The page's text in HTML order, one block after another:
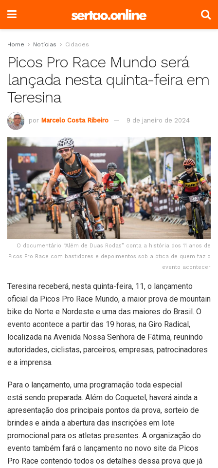
Home Notícias Cidades
Picos Pro Race Mundo será
lançada nesta quinta-feira em
Teresina
por Marcelo Costa Ribeiro 9 de janeiro de 2024
O documentário “Além de Duas Rodas” conta a história dos 11 anos de
Picos Pro Race com bastidores e depoimentos sob a ótica de quem faz o
evento acontecer
Teresina receberá, nesta quinta-feira, 11, o lançamento
oficial da Picos Pro Race Mundo, a maior prova de mountain
bike do Norte e Nordeste e uma das maiores do Brasil. O
evento acontece a partir das 19 horas, na Giro Radical,
localizada na Avenida Nossa Senhora de Fátima, reunindo
autoridades, ciclistas, parceiros, empresas, patrocinadores
e a imprensa.
Para o lançamento, uma programação toda especial
está sendo preparada. Além do Coquetel, haverá ainda a
apresentação dos principais pontos da prova, sorteio de
brindes e ainda a abertura das inscrições em lote
promocional para os atletas presentes. A organização do
evento também fará o lançamento no novo site da Picos
Pro Race contendo todos os detalhes dessa prova que já